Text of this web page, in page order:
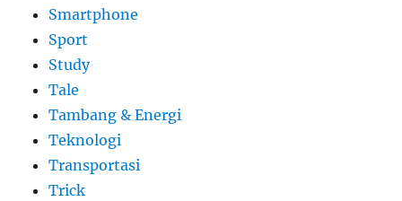
Smartphone
Sport
Study
Tale
Tambang & Energi
Teknologi
Transportasi
Trick